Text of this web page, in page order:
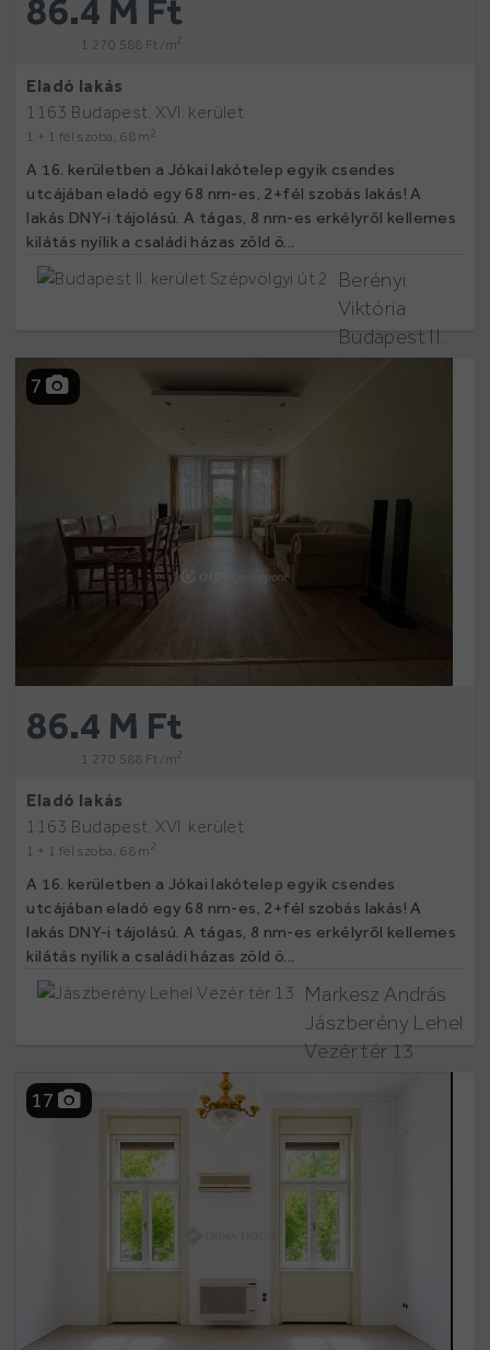
86.4 M Ft
1 270 588 Ft /m2
Eladó lakás
1163 Budapest, XVI. kerület
1 + 1 fél szoba, 68 m 2
A 16. kerületben a Jókai lakótelep egyik csendes
utcájában eladó egy 68 nm-es, 2+fél szobás lakás! A
lakás DNY-i tájolású. A tágas, 8 nm-es erkélyről kellemes
kilátás nyílik a családi házas zöld ö...
Berényi
Viktória
Budapest II.
kerület
7
86.4 M Ft
1 270 588 Ft /m2
Eladó lakás
1163 Budapest, XVI. kerület
1 + 1 fél szoba, 68 m2
A 16. kerületben a Jókai lakótelep egyik csendes
utcájában eladó egy 68 nm-es, 2+fél szobás lakás! A
lakás DNY-i tájolású. A tágas, 8 nm-es erkélyről kellemes
kilátás nyílik a családi házas zöld ö...
Markesz András
Jászberény Lehel
Vezér tér 13
17